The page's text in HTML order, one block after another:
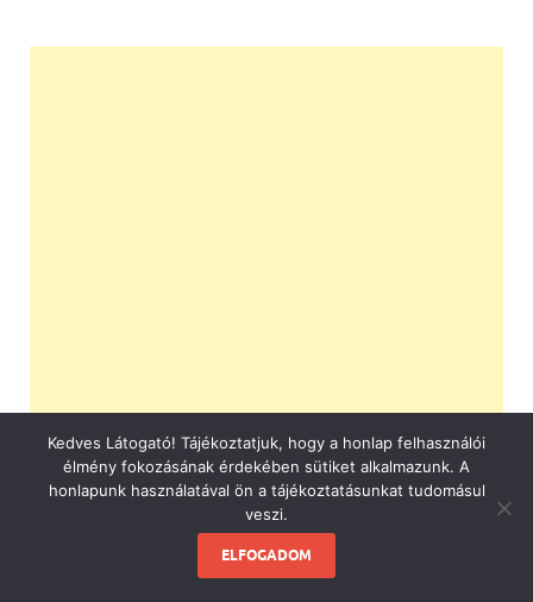
Kedves Látogató! Tájékoztatjuk, hogy a honlap felhasználói
élmény fokozásának érdekében sütiket alkalmazunk. A
honlapunk használatával ön a tájékoztatásunkat tudomásul
veszi.
ELFOGADOM